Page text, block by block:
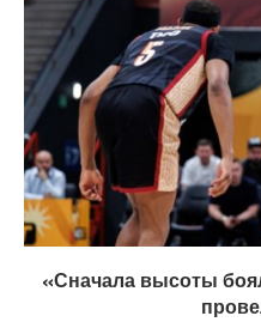
«Сначала высоты